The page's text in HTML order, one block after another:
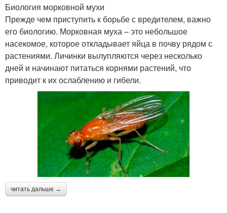
Биология морковной мухи
Прежде чем приступить к борьбе с вредителем, важно
его биологию. Морковная муха – это небольшое
насекомое, которое откладывает яйца в почву рядом с
растениями. Личинки вылупляются через несколько
дней и начинают питаться корнями растений, что
приводит к их ослаблению и гибели.
читать дальше →